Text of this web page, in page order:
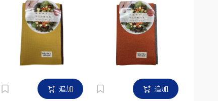
追加 追加